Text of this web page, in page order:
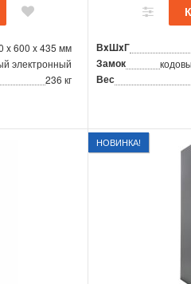
x 600 x 435 мм
электронный
236 кг
ВxШxГ
Замок
Вес
НОВИНКА!